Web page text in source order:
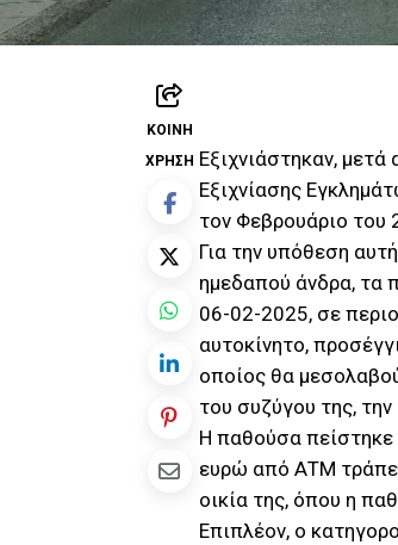
ΚΟΙΝΉ
ΧΡΉΣΗ Εξιχνιάστηκαν,
Εξιχνίασης
τον Φεβρουάριο του
Για την υπόθεση
ημεδαπού άνδρα, τα
06-02-2025, σε
αυτοκίνητο,
οποίος θα
του συζύγου της,
Η παθούσα
ευρώ από ΑΤΜ
οικία της, όπου η
Επιπλέον, ο